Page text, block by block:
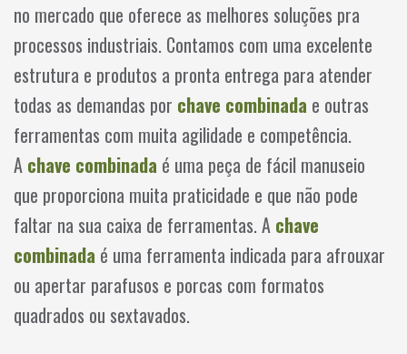
no mercado que oferece as melhores soluções pra
processos industriais. Contamos com uma excelente
estrutura e produtos a pronta entrega para atender
todas as demandas por chave combinada e outras
ferramentas com muita agilidade e competência.
A chave combinada é uma peça de fácil manuseio
que proporciona muita praticidade e que não pode
faltar na sua caixa de ferramentas. A chave
combinada é uma ferramenta indicada para afrouxar
ou apertar parafusos e porcas com formatos
quadrados ou sextavados.